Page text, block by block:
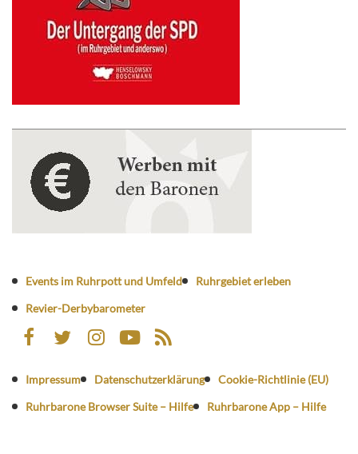
Events im Ruhrpott und Umfeld
Ruhrgebiet erleben
Revier-Derbybarometer
Impressum Datenschutzerklärung
Cookie-Richtlinie (EU)
Ruhrbarone Browser Suite – Hilfe
Ruhrbarone App – Hilfe